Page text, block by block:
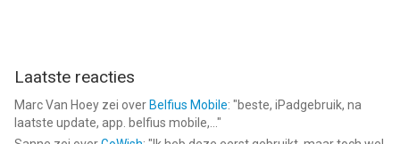
Laatste reacties
Marc Van Hoey zei over Belfius Mobile: "beste, iPadgebruik, na
laatste update, app. belfius mobile,... "